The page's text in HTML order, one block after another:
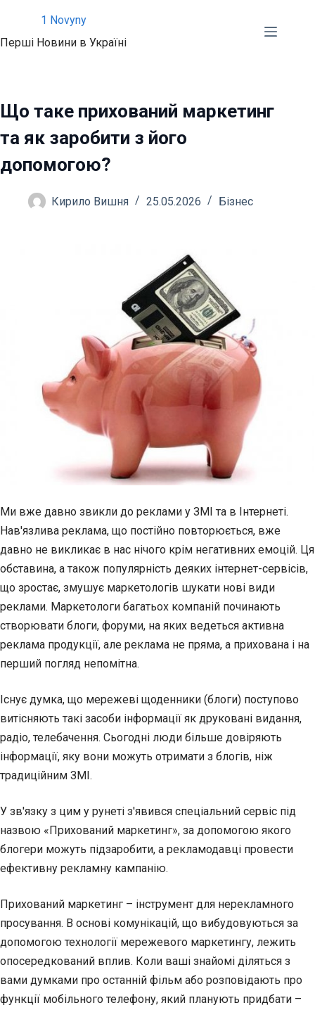
вмісту
1 Novyny
Перші Новини в Україні
Що таке прихований маркетинг
та як заробити з його
допомогою?
Кирило Вишня 25.05.2026 Бізнес
Ми вже давно звикли до реклами у ЗМІ та в Інтернеті.
Нав'язлива реклама, що постійно повторюється, вже
давно не викликає в нас нічого крім негативних емоцій. Ця
обставина, а також популярність деяких інтернет-сервісів,
що зростає, змушує маркетологів шукати нові види
реклами. Маркетологи багатьох компаній починають
створювати блоги, форуми, на яких ведеться активна
реклама продукції, але реклама не пряма, а прихована і на
перший погляд непомітна.
Існує думка, що мережеві щоденники (блоги) поступово
витісняють такі засоби інформації як друковані видання,
радіо, телебачення. Сьогодні люди більше довіряють
інформації, яку вони можуть отримати з блогів, ніж
традиційним ЗМІ.
У зв'язку з цим у рунеті з'явився спеціальний сервіс під
назвою «Прихований маркетинг», за допомогою якого
блогери можуть підзаробити, а рекламодавці провести
ефективну рекламну кампанію.
Прихований маркетинг – інструмент для нерекламного
просування. В основі комунікацій, що вибудовуються за
допомогою технології мережевого маркетингу, лежить
опосередкований вплив. Коли ваші знайомі діляться з
вами думками про останній фільм або розповідають про
функції мобільного телефону, який планують придбати –